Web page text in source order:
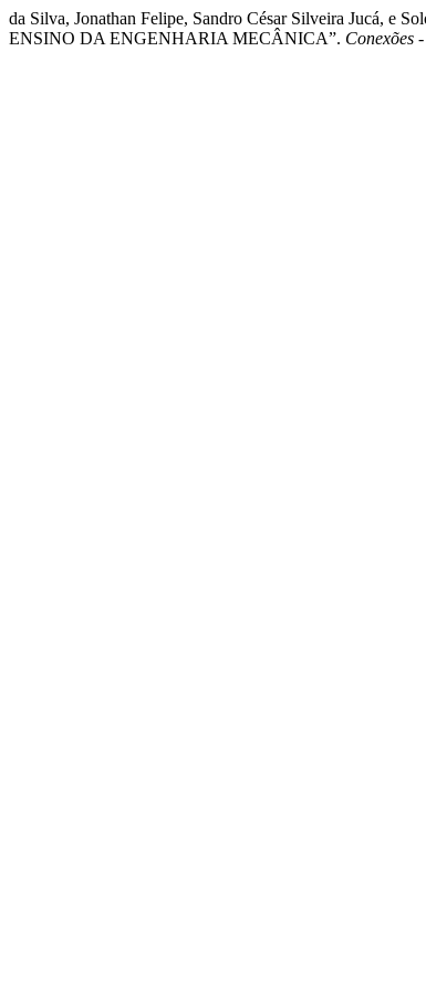
da Silva, Jonathan Felipe, Sandro César Silveira
ENSINO DA ENGENHARIA MECÂNICA”. Conexões